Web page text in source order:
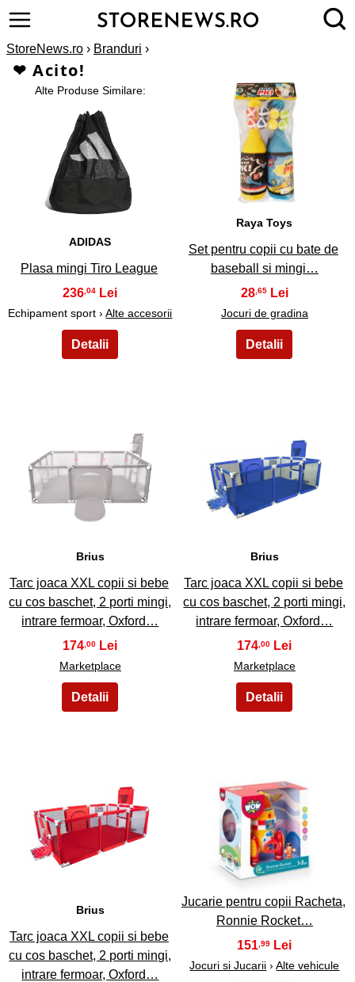
StoreNews.ro › Branduri ›
❤ Acito!
Alte Produse Similare:
1
ADIDAS
Plasa mingi Tiro League
236,04
Echipament sport ›Alte accesorii
2
Raya Toys
Set pentru copii cu bate de
baseball si mingi…
28,65
Jocuri de gradina
Brius
Tarc joaca XXL copii si bebe
cu cos baschet, 2 porti mingi,
intrare fermoar, Oxford…
174 ,00
Marketplace
Brius
Tarc joaca XXL copii si bebe
cu cos baschet, 2 porti mingi,
intrare fermoar, Oxford…
174 ,00
Marketplace
Brius
Tarc joaca XXL copii si bebe
cu cos baschet, 2 porti mingi,
intrare fermoar, Oxford…
6
Jucarie pentru copii Racheta,
Ronnie Rocket…
151 ,99
Jocuri si Jucarii ›Alte vehicule